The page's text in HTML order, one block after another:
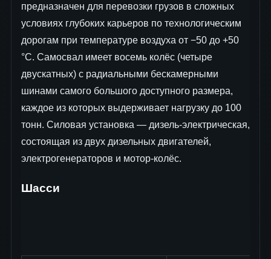
предназначен для перевозки грузов в сложных
условиях глубоких карьеров по технологическим
дорогам при температуре воздуха от −50 до +50
°C. Самосвал имеет восемь колёс (четыре
двускатных) с радиальными бескамерными
шинами самого большого доступного размера,
каждое из которых выдерживает нагрузку до 100
тонн. Силовая установка — дизель-электрическая,
состоящая из двух дизельных двигателей,
электрогенераторов и мотор-колёс.
Шасси